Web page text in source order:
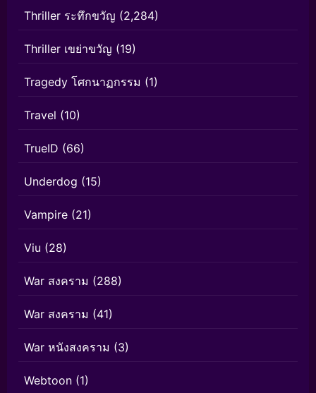
Thriller ระทึกขวัญ (2,284)
Thriller เขย่าขวัญ (19)
Tragedy โศกนาฏกรรม (1)
Travel (10)
TrueID (66)
Underdog (15)
Vampire (21)
Viu (28)
War สงคราม (288)
War สงคราม (41)
War หนังสงคราม (3)
Webtoon (1)